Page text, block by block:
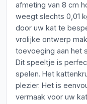
afmeting van 8 cm
weegt slechts 0,01
door uw kat te
vrolijke ontwerp
toevoeging aan het
Dit speeltje is
spelen. Het
plezier. Het is
vermaak voor uw